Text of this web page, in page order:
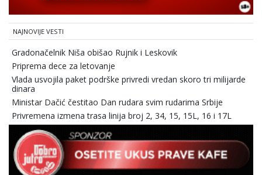
NAJNOVIJE VESTI
Gradonačelnik Niša obišao Rujnik i Leskovik
Priprema dece za letovanje
Vlada usvojila paket podrške privredi vredan skoro tri milijarde
dinara
Ministar Dačić čestitao Dan rudara svim rudarima Srbije
Privremena izmena trasa linija broj 2, 34, 15, 15L, 16 i 17L